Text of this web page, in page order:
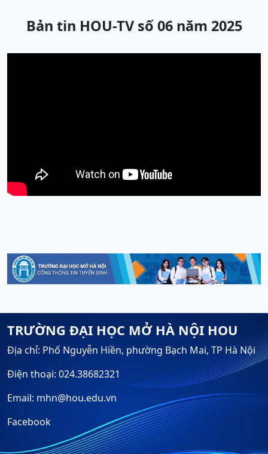
Bản tin HOU-TV số 06 năm 2025
TRƯỜNG ĐẠI HỌC MỞ HÀ NỘI HOU
Địa chỉ: Phố Nguyễn Hiền, phường Bạch Mai, TP Hà Nội
Điện thoại: 024.38682321
Email: mhn@hou.edu.vn
Facebook